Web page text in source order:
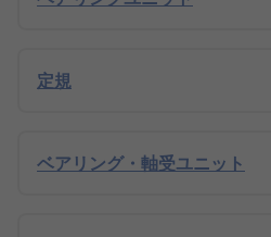
定規
ベアリング・軸受ユニット